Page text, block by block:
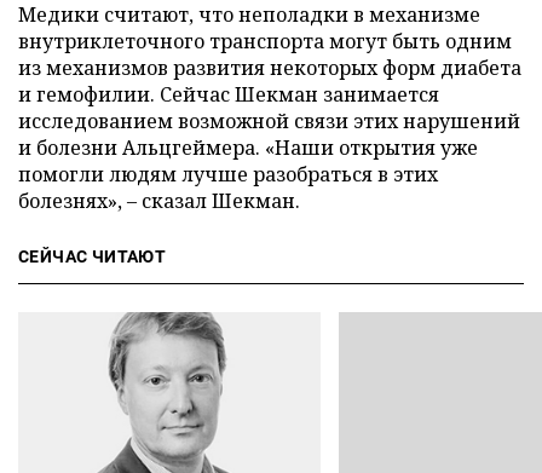
Медики считают, что неполадки в механизме
внутриклеточного транспорта могут быть одним
из механизмов развития некоторых форм диабета
и гемофилии. Сейчас Шекман занимается
исследованием возможной связи этих нарушений
и болезни Альцгеймера. «Наши открытия уже
помогли людям лучше разобраться в этих
болезнях», – сказал Шекман.
СЕЙЧАС ЧИТАЮТ